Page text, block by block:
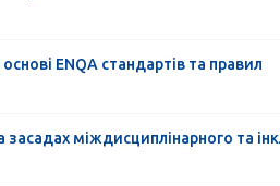
ENQA стандартів та правил
засадах міждисциплінарного та